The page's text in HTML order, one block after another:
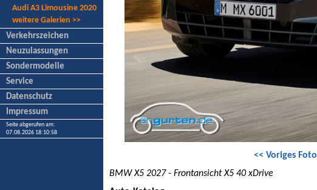
Audi A3 Limousine 2020
weitere Galerien >>
Verkehrszeichen
Neuzulassungen
Sondermodelle
Service
Datenschutz
Impressum
Seite abgerufen am:
07.08.2026 18:10:58
<< Voriges Foto
BMW X5 2027 - Frontansicht X5 40 xDrive